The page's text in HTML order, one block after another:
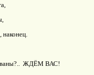
наконец.
ЖДЁМ ВАС!